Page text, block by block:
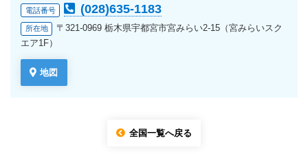
電話番号 (028)635-1183
所在地
〒321-0969 栃木県宇都宮市宮みらい2-15（宮みらいスク
エア1F）
地図
全国一覧へ戻る